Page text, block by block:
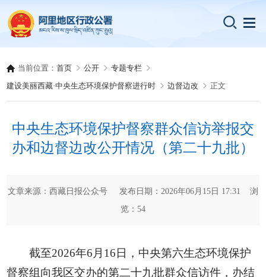
当前位置：首页 公开
专题专栏
建设美丽西藏·中央生态环境保护督察进行时
边督边改 正文
中央生态环境保护督察群众信访举报交
办和边督边改公开情况（第二十九批）
文章来源：西藏日报公众号 发布日期：2026年06月15日 17:31 浏
览： 54
截至2026年6月16日，中央第六生态环境保护
督察组向我区交办的第二十九批群众信访件，办结